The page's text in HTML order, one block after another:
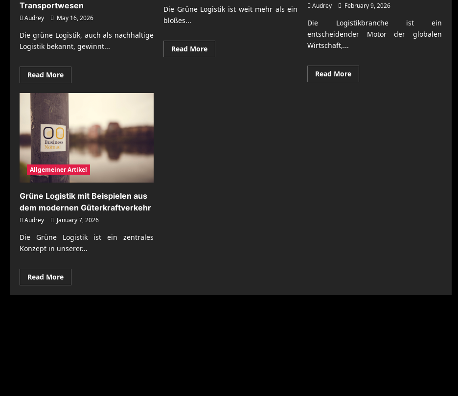
Transportwesen
Audrey May 16, 2026
Die grüne Logistik, auch als nachhaltige
Logistik bekannt, gewinnt...
Read MoreRead
more
Grüne
Beispielen
aus
dem
Transportwesen
Die Grüne Logistik ist weit mehr als ein
bloßes...
Read MoreRead
more
Audrey February 9, 2026
Die Logistikbranche ist ein
entscheidender Motor der globalen
Wirtschaft,...
Read MoreRead
more
Allgemeiner Artikel
Grüne Logistik mit Beispielen aus
dem modernen Güterkraftverkehr
Audrey January 7, 2026
Die Grüne Logistik ist ein zentrales
Konzept in unserer...
Read MoreRead
more
Grüne